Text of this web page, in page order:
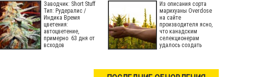
Заводчик: Short Stuff
Тип: Рудералис /
Индика Время
цветения:
автоцветение,
примерно 63 дня от
всходов
Из описания сорта
марихуаны Overdose
на сайте
производителя ясно,
что канадским
селекционерам
удалось создать